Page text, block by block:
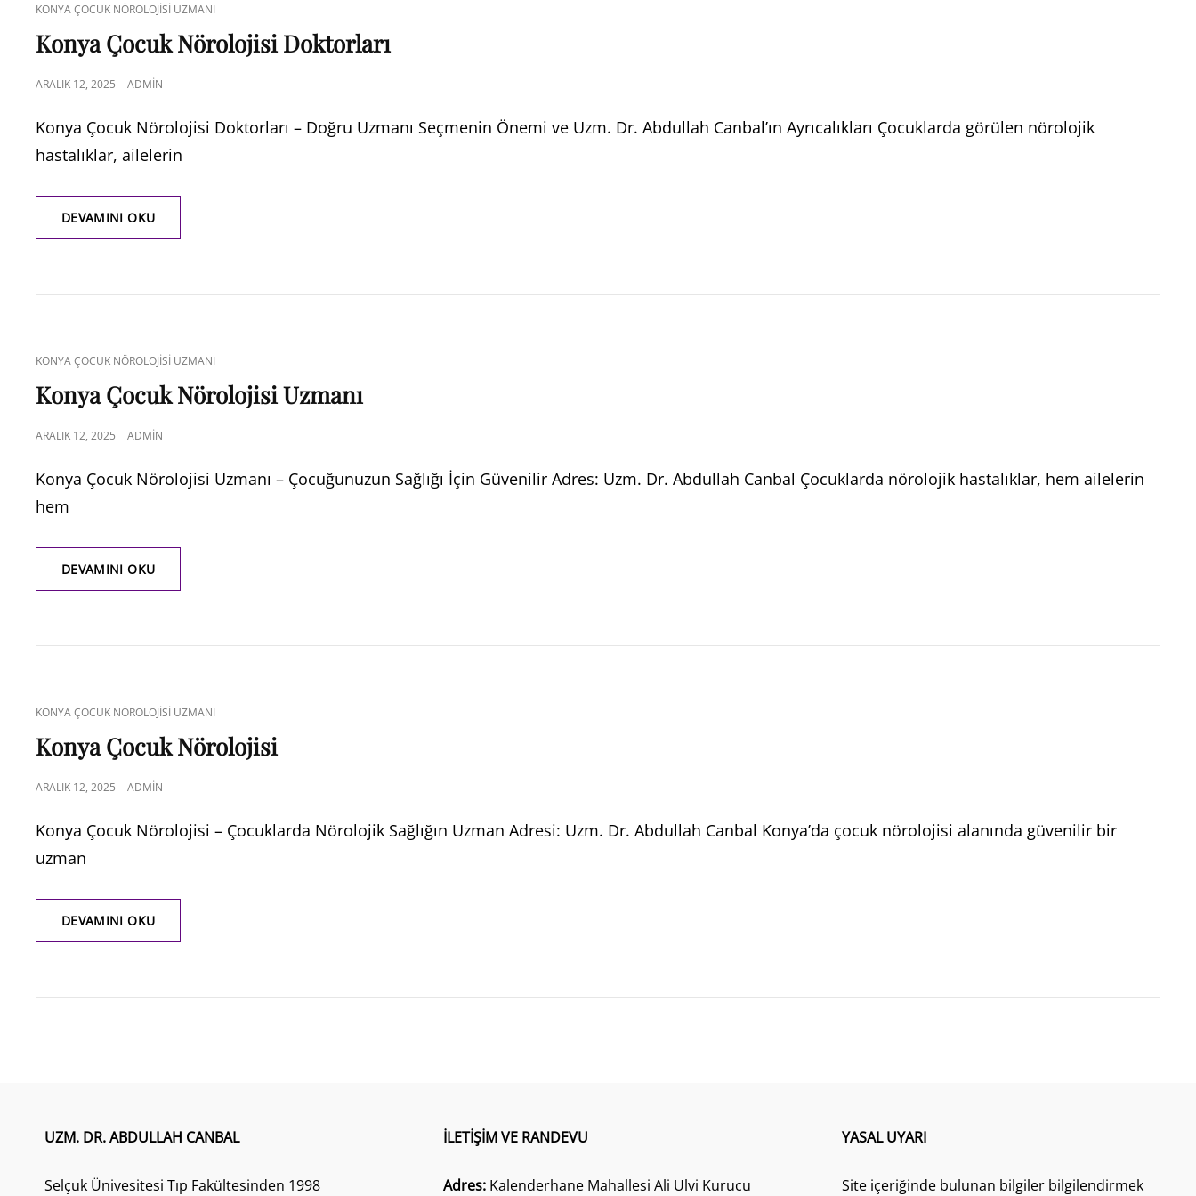
CAT
LINKS
KONYA ÇOCUK NÖROLOJISI UZMANI
Konya Çocuk Nörolojisi Doktorları
POSTED
ARALIK 12, 2025 ADMIN
Konya Çocuk Nörolojisi Doktorları – Doğru Uzmanı Seçmenin Önemi ve Uzm. Dr. Abdullah Canbal’ın Ayrıcalıkları Çocuklarda görülen nörolojik
hastalıklar, ailelerin
DEVAMINI OKUKONYA
ÇOCUK
CAT
LINKS
KONYA ÇOCUK NÖROLOJISI UZMANI
Konya Çocuk Nörolojisi Uzmanı
POSTED
ARALIK 12, 2025 ADMIN
Konya Çocuk Nörolojisi Uzmanı – Çocuğunuzun Sağlığı İçin Güvenilir Adres: Uzm. Dr. Abdullah Canbal Çocuklarda nörolojik hastalıklar, hem ailelerin
hem
DEVAMINI OKUKONYA
ÇOCUK
CAT
LINKS
KONYA ÇOCUK NÖROLOJISI UZMANI
Konya Çocuk Nörolojisi
POSTED
ARALIK 12, 2025 ADMIN
Konya Çocuk Nörolojisi – Çocuklarda Nörolojik Sağlığın Uzman Adresi: Uzm. Dr. Abdullah Canbal Konya’da çocuk nörolojisi alanında güvenilir bir
uzman
DEVAMINI OKUKONYA
ÇOCUK
UZM. DR. ABDULLAH CANBAL
Selçuk Ünivesitesi Tıp Fakültesinden 1998
İLETİŞİM VE RANDEVU
Adres:Kalenderhane Mahallesi Ali Ulvi Kurucu
YASAL UYARI
Site içeriğinde bulunan bilgiler bilgilendirmek